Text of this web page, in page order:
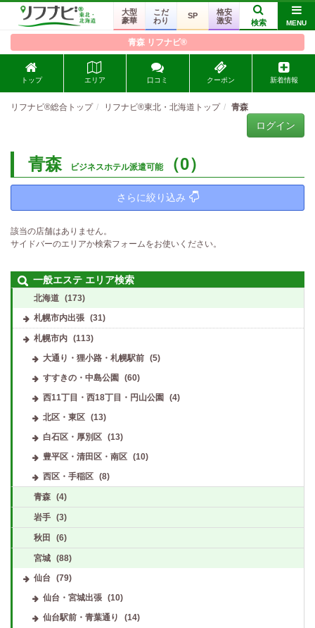
大型
豪華
こだ
わり
SP
格安
激安
検索 MENU
青森 リフナビ®
トップ エリア 口コミ クーポン 新着情報
リフナビ®総合トップ リフナビ®東北・北海道トップ 青森
ログイン
青森 ビジネスホテル派遣可能（0）
さらに絞り込み
該当の店舗はありません。
サイドバーのエリアか検索フォームをお使いください。
一般エステ エリア検索
北海道 (173)
札幌市内出張 (31)
札幌市内 (113)
大通り・狸小路・札幌駅前
(5)
すすきの・中島公園
(60)
西11丁目・西18丁目・円山公園
(4)
北区・東区
(13)
白石区・厚別区
(13)
豊平区・清田区・南区
(10)
西区・手稲区
(8)
青森 (4)
岩手 (3)
秋田 (6)
宮城 (88)
仙台 (79)
仙台・宮城出張
(10)
仙台駅前・青葉通り
(14)